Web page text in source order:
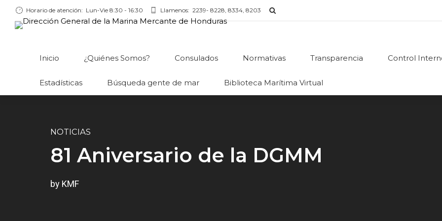
Horario de atención: Lun-Vie 8:30 - 16:30 Llamenos: 2239- 8228, 8334, 8203
Inicio ¿Quiénes Somos? Consulados Normativas Transparencia Control
Estadísticas Búsqueda gente de mar Biblioteca Marítima Virtual
NOTICIAS
81 Aniversario de la DGMM
by KMF